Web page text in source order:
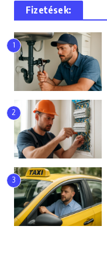
Fizetések:
1
2
3